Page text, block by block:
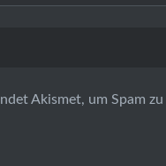
Akismet, um Spam